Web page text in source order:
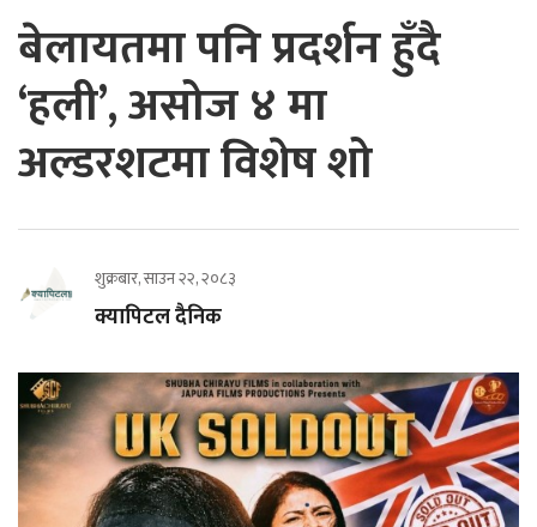
बेलायतमा पनि प्रदर्शन हुँदै
‘हली’, असोज ४ मा
अल्डरशटमा विशेष शो
शुक्रबार, साउन २२, २०८३
क्यापिटल दैनिक